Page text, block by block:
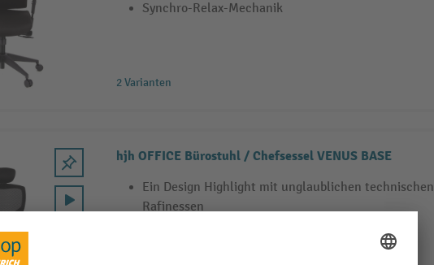
Synchro-Relax-Mechanik
2 Varianten
hjh OFFICE Bürostuhl / Chefsessel VENUS BASE
Ein Design Highlight mit unglaublichen technischen
Rafinessen
Moderner Netzstoff für maximalen Komfort